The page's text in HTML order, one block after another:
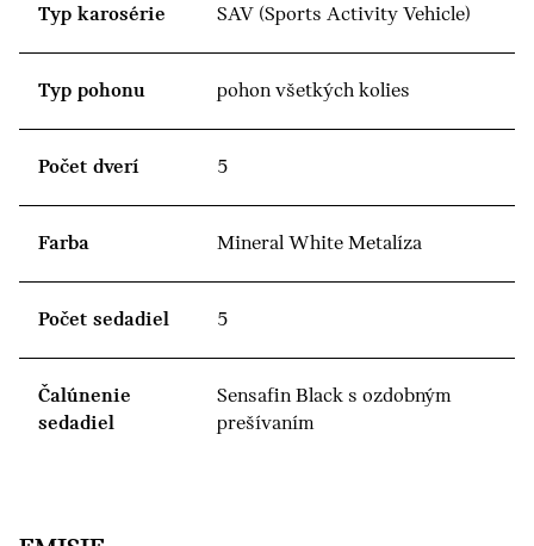
Typ karosérie SAV (Sports Activity Vehicle)
Typ pohonu pohon všetkých kolies
Počet dverí 5
Farba Mineral White Metalíza
Počet sedadiel 5
Čalúnenie
sedadiel
Sensafin Black s ozdobným
prešívaním